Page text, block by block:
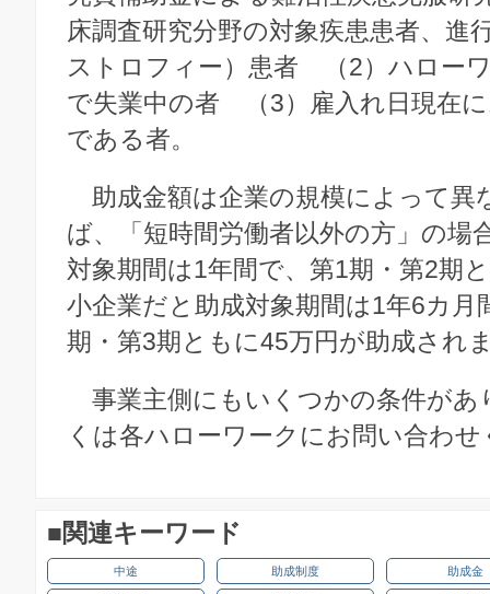
床調査研究分野の対象疾患患者、進
ストロフィー）患者 （2）ハロー
で失業中の者 （3）雇入れ日現在
である者。
助成金額は企業の規模によって異
ば、「短時間労働者以外の方」の場
対象期間は1年間で、第1期・第2期
小企業だと助成対象期間は1年6カ月
期・第3期ともに45万円が助成され
事業主側にもいくつかの条件があ
くは各ハローワークにお問い合わ
■関連キーワード
中途 助成制度 助成金